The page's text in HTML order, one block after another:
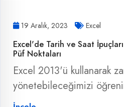
19 Aralık, 2023 Excel
Excel'de Tarih ve Saat
Püf Noktaları
Excel 2013'ü kullanarak
yönetebileceğimizi